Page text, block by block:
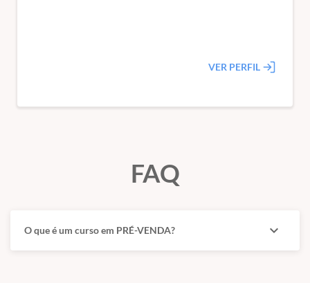
VER PERFIL
FAQ
O que é um curso em PRÉ-VENDA? expand_more